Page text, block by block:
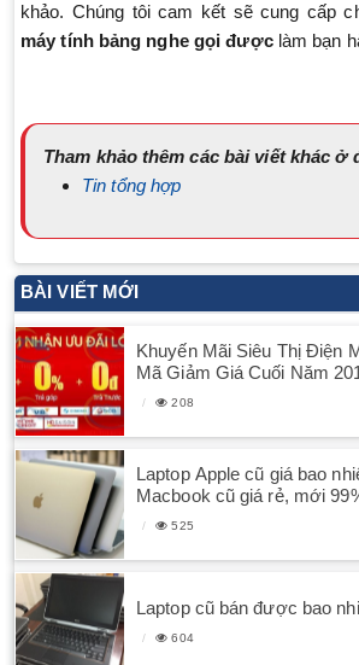
khảo. Chúng tôi cam kết sẽ cung cấp
máy tính bảng nghe gọi đượclàm bạn
Tham khảo thêm các bài viết khác ở
Tin tổng hợp
BÀI VIẾT MỚI
Khuyến Mãi Siêu Thị Điện
Mã Giảm Giá Cuối Năm
208
Laptop Apple cũ giá bao
Macbook cũ giá rẻ, mới
525
Laptop cũ bán được bao
604